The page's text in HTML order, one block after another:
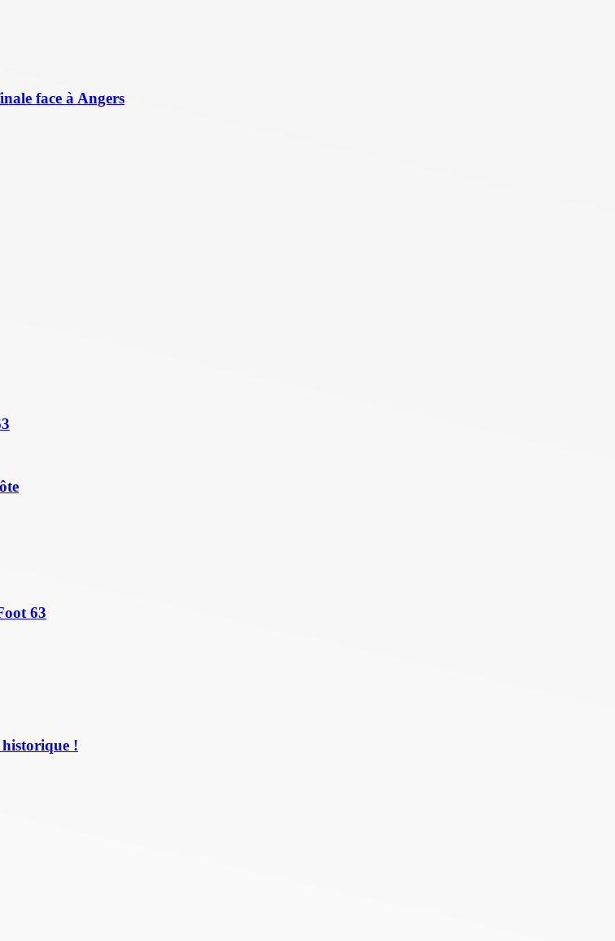
face à Angers
63
!